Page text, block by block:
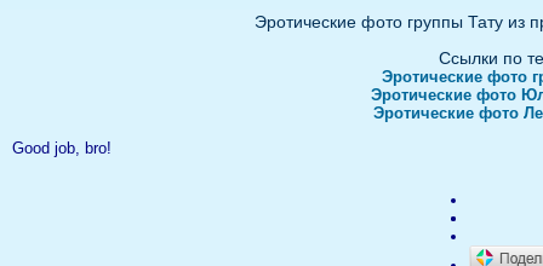
Эротические фото группы Тату из
Ссылки по
Эротические фото
Эротические фото
Эротические фото
Good job, bro!